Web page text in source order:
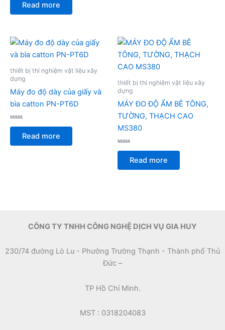
of
Read more
thiết bị thí nghiệm vật liệu xây
dựng
Máy đo độ dày của giấy và
bìa catton PN-PT6D
Rated
of
Read more
thiết bị thí nghiệm vật liệu xây
dựng
MÁY ĐO ĐỘ ẨM BÊ TÔNG,
TƯỜNG, THẠCH CAO
MS380
Rated
of
Read more
CÔNG TY TNHH CÔNG NGHỆ DỊCH VỤ GIA HUY
230/74 đường Lò Lu - Phường Trường Thạnh - Thành phố Thủ
Đức –
TP Hồ Chí Minh.
MST : 0318204083